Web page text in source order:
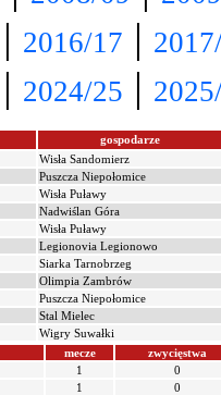
| 2016/17 |
| 2024/25 |
gospodarze
Wisła Sandomierz
Puszcza Niepołomice
Wisła Puławy
Nadwiślan Góra
Wisła Puławy
Legionovia Legionowo
Siarka Tarnobrzeg
Olimpia Zambrów
Puszcza Niepołomice
Stal Mielec
Wigry Suwałki
mecze
zwycięstwa
1
0
1
0